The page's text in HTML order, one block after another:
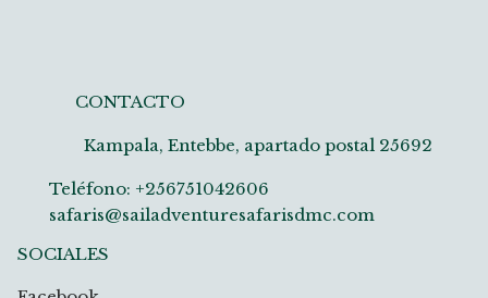
CONTACTO
Kampala, Entebbe, apartado postal 25692
Teléfono: +256751042606
safaris@sailadventuresafarisdmc.com
SOCIALES